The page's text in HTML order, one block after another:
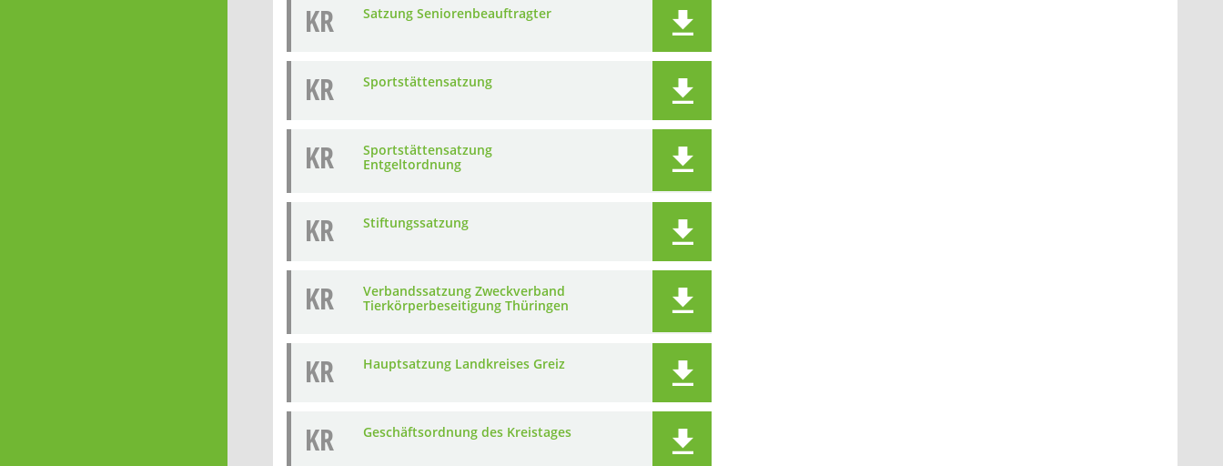
KR Satzung Seniorenbeauftragter
KR Sportstättensatzung
KR
Sportstättensatzung
Entgeltordnung
KR Stiftungssatzung
KR
Verbandssatzung Zweckverband
Tierkörperbeseitigung Thüringen
KR Hauptsatzung Landkreises Greiz
KR Geschäftsordnung des Kreistages